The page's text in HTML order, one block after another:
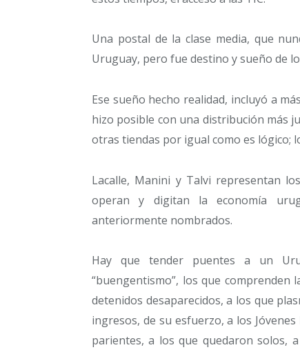
Una postal de la clase media, que
Uruguay, pero fue destino y sueño de
Ese sueño hecho realidad, incluyó a
hizo posible con una distribución más
otras tiendas por igual como es lógico;
Lacalle, Manini y Talvi representan
operan y digitan la economía
anteriormente nombrados.
Hay que tender puentes a un
“buengentismo”, los que comprenden
detenidos desaparecidos, a los que
ingresos, de su esfuerzo, a los
parientes, a los que quedaron solos,